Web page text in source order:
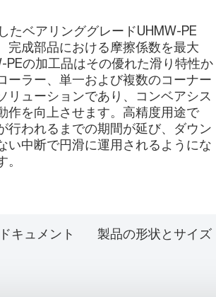
たベアリンググレードUHMW-PE
完成部品における摩擦係数を最大
の加工品はその優れた滑り特性か
ーラー、単一および複数のコーナー
リューションであり、コンベアシス
作を向上させます。高精度用途で
行われるまでの期間が延び、ダウン
い中断で円滑に運用されるようにな
ドキュメント 製品の形状とサイズ